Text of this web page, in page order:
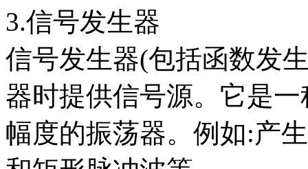
3.信号发生器
信号发生器(包括函数发
器时提供信号源。它是
幅度的振荡器。例如:产